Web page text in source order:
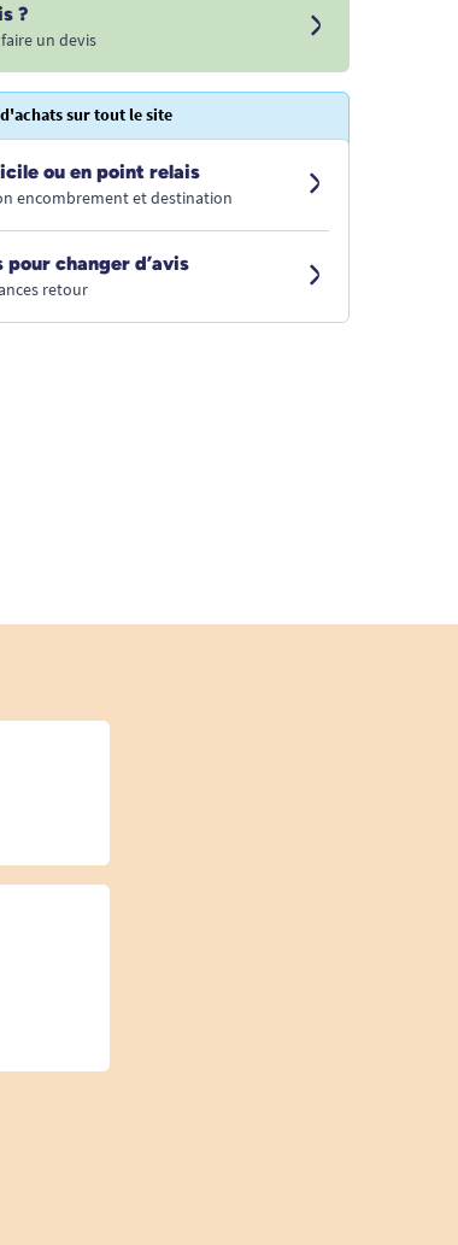
?
un devis
sur tout le site
ou en point relais
encombrement et destination
pour changer d’avis
retour